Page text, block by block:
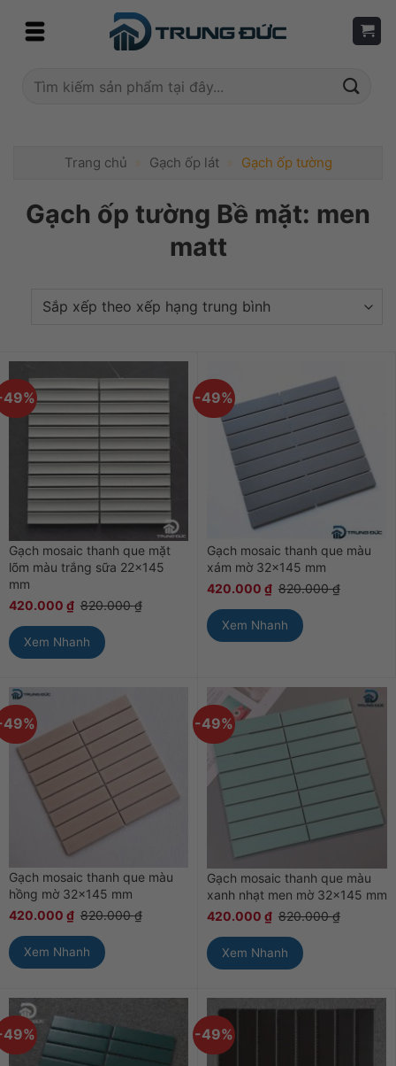
Tìm
Trang chủ » Gạch ốp lát » Gạch ốp tường
Gạch ốp tường Bề mặt: men
matt
Gạch mosaic thanh que mặt
lõm màu trắng sữa 22×145
mm
420.000 ₫ 820.000₫
Xem Nhanh
-49%
Gạch mosaic thanh que màu
xám mờ 32×145 mm
420.000 ₫ 820.000₫
Xem Nhanh
Gạch mosaic thanh que màu
hồng mờ 32×145 mm
420.000 ₫ 820.000₫
Xem Nhanh
-49%
Gạch mosaic thanh que màu
xanh nhạt men mờ 32×145 mm
420.000 ₫ 820.000₫
Xem Nhanh
-49%